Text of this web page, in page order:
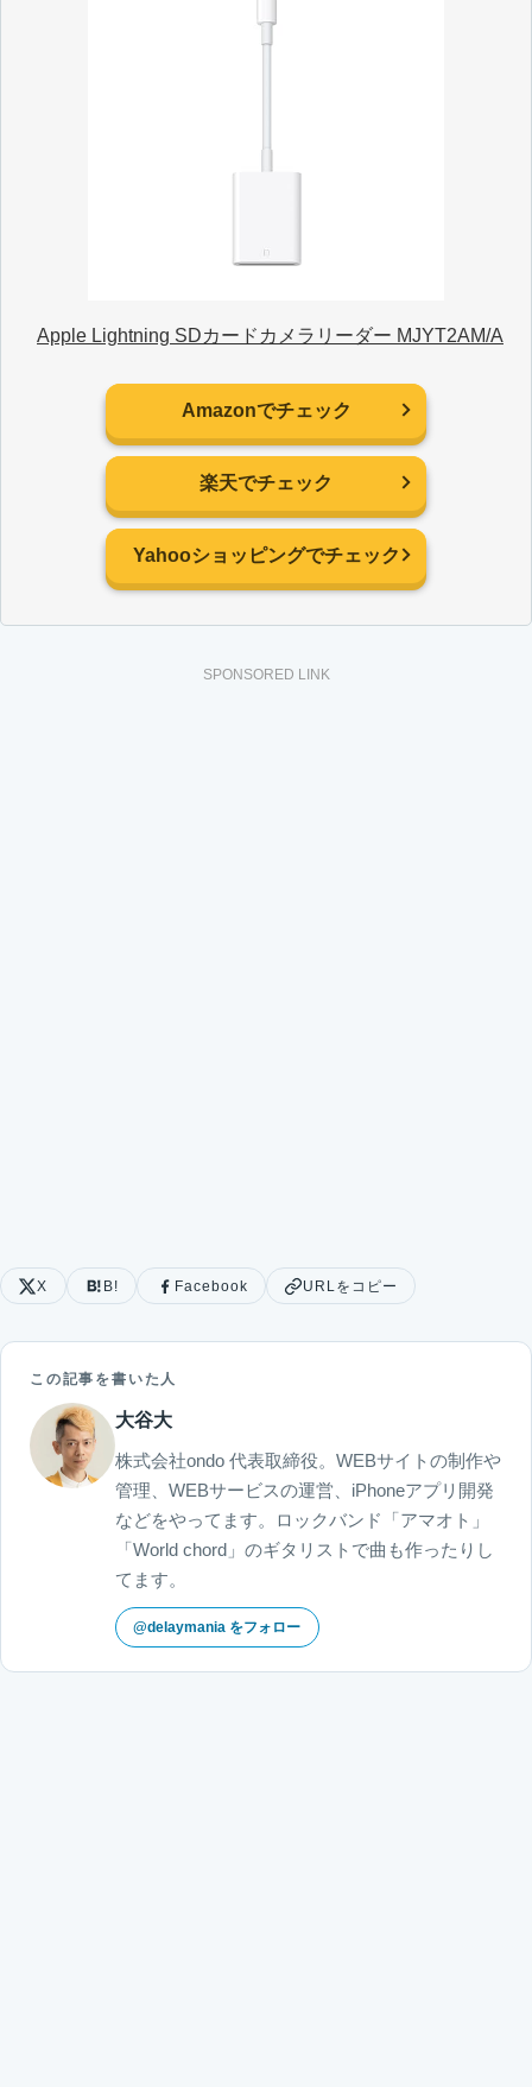
Apple Lightning SDカードカメラリーダー MJYT2AM/A
Amazonでチェック
楽天でチェック
Yahooショッピングでチェック
SPONSORED LINK
X B! Facebook URLをコピー
この記事を書いた人
大谷大
株式会社ondo 代表取締役。WEBサイトの制作や
管理、WEBサービスの運営、iPhoneアプリ開発
などをやってます。ロックバンド「アマオト」
「World chord」のギタリストで曲も作ったりし
てます。
@delaymania をフォロー